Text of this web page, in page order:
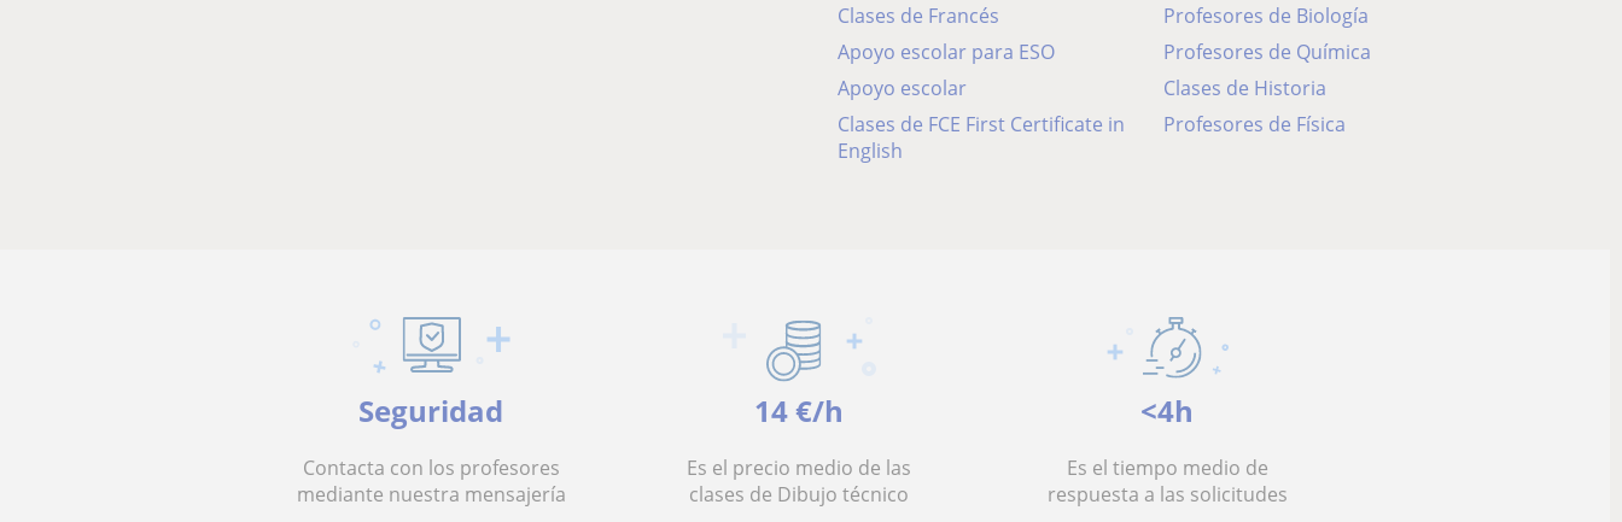
Clases de Francés
Profesores de Biología
Apoyo escolar para ESO
Profesores de Química
Apoyo escolar
Clases de Historia
Clases de FCE First Certificate in
English
Profesores de Física
Seguridad
Contacta con los profesores
mediante nuestra mensajería
14 €/h
Es el precio medio de las
clases de Dibujo técnico
<4h
Es el tiempo medio de
respuesta a las solicitudes